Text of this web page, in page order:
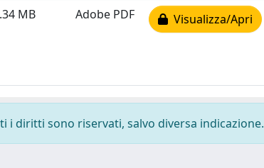
MB Adobe PDF Visualizza/Apri
diritti sono riservati, salvo diversa indicazione.